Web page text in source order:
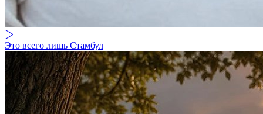
Это всего лишь Стамбул